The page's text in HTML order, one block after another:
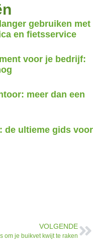
gebruiken met
en fietsservice
voor je bedrijf:
meer dan een
de ultieme gids voor
VOLGENDE
om je buikvet kwijt te raken